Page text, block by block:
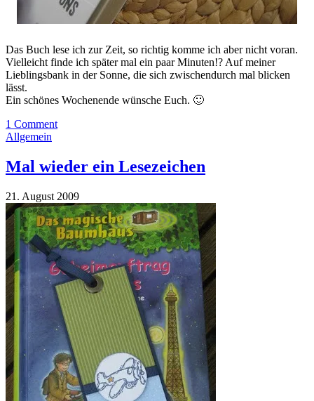
Das Buch lese ich zur Zeit, so richtig komme ich aber nicht voran.
Vielleicht finde ich später mal ein paar Minuten!? Auf meiner
Lieblingsbank in der Sonne, die sich zwischendurch mal blicken
lässt.
Ein schönes Wochenende wünsche Euch. 🙂
1 Comment
Allgemein
Mal wieder ein Lesezeichen
21. August 2009